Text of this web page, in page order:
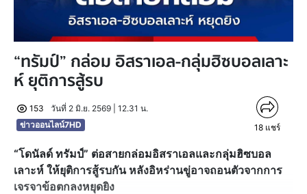
“ทรัมป์” กล่อม อิสราเอล-กลุ่มฮิซบอลเลาะ
ห์ ยุติการสู้รบ
153
วันที่ 2 มิ.ย. 2569 | 12.31 น.
ข่าวออนไลน์7HD
18 แชร์
“โดนัลด์ ทรัมป์” ต่อสายกล่อมอิสราเอลและกลุ่มฮิซบอล
เลาะห์ ให้ยุติการสู้รบกัน หลังอิหร่านขู่อาจถอนตัวจากการ
เจรจาข้อตกลงหยุดยิง